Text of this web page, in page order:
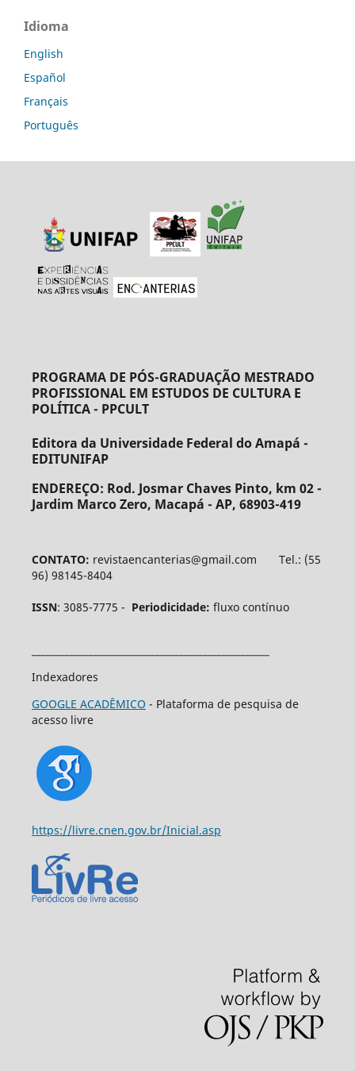
Idioma
English
Español
Français
Português
PROGRAMA DE PÓS-GRADUAÇÃO MESTRADO
PROFISSIONAL EM ESTUDOS DE CULTURA E
POLÍTICA - PPCULT
Editora da Universidade Federal do Amapá -
EDITUNIFAP
ENDEREÇO: Rod. Josmar Chaves Pinto, km 02 -
Jardim Marco Zero, Macapá - AP, 68903-419
CONTATO: revistaencanterias@gmail.com Tel.: (55
96) 98145-8404
ISSN: 3085-7775 - Periodicidade: fluxo contínuo
Indexadores
GOOGLE ACADÊMICO - Plataforma de pesquisa de
acesso livre
https://livre.cnen.gov.br/Inicial.asp